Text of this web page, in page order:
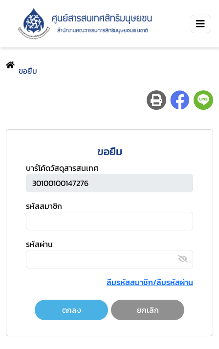
ขอยืม
ขอยืม
บาร์โค้ดวัสดุสารสนเทศ
รหัสสมาชิก
รหัสผ่าน
ลืมรหัสสมาชิก/ลืมรหัสผ่าน
ตกลง ยกเลิก